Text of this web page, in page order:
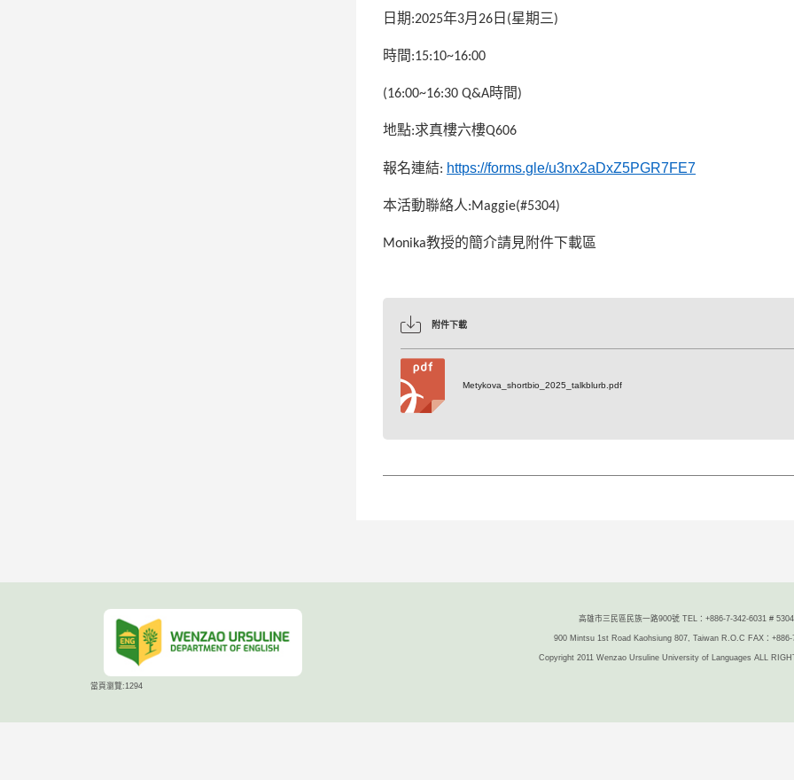
日期:2025年3月 26 日 (星期三)
時間:15:10~16:00
(16:00~16:30 Q&A時間)
地點:求真樓六樓Q606
報名連結: https://forms.gle/u3nx2aDxZ5PGR7FE7
本活動聯絡人:Maggie(#5304)
Monika教授的簡介請見附件下載區
附件下載
Metykova_shortbio_2025_talkblurb.pdf
高雄市三民區民族一路900號 TEL：+886-7-342-6031 #
900 Mintsu 1st Road Kaohsiung 807, Taiwan R.O.C FAX：+886-
Copyright 2011 Wenzao Ursuline University of Languages ALL
當頁瀏覽:1294